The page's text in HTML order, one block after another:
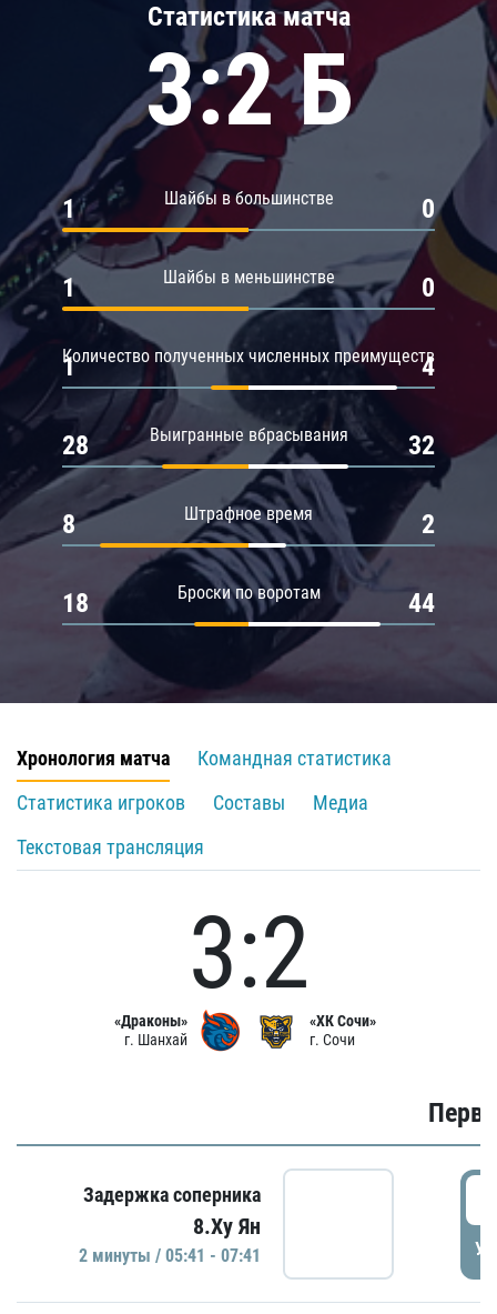
Статистика матча
3:2 Б
Шайбы в большинстве
1 0
Шайбы в меньшинстве
1 0
Количество полученных численных преимуществ
1 4
Выигранные вбрасывания
28 32
Штрафное время
8 2
Броски по воротам
18 44
Хронология матча
Командная статистика
Статистика игроков
Составы
Медиа
Текстовая трансляция
«Драконы»
г. Шанхай
3:2
«ХК Сочи»
г. Сочи
Задержка соперника
8.Ху Ян
2 минуты / 05:41 - 07:41